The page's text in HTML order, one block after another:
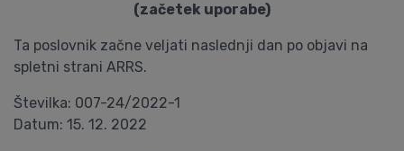
(začetek uporabe)
Ta poslovnik začne veljati naslednji dan po objavi na
spletni strani ARRS.
Številka: 007-24/2022-1
Datum: 15. 12. 2022